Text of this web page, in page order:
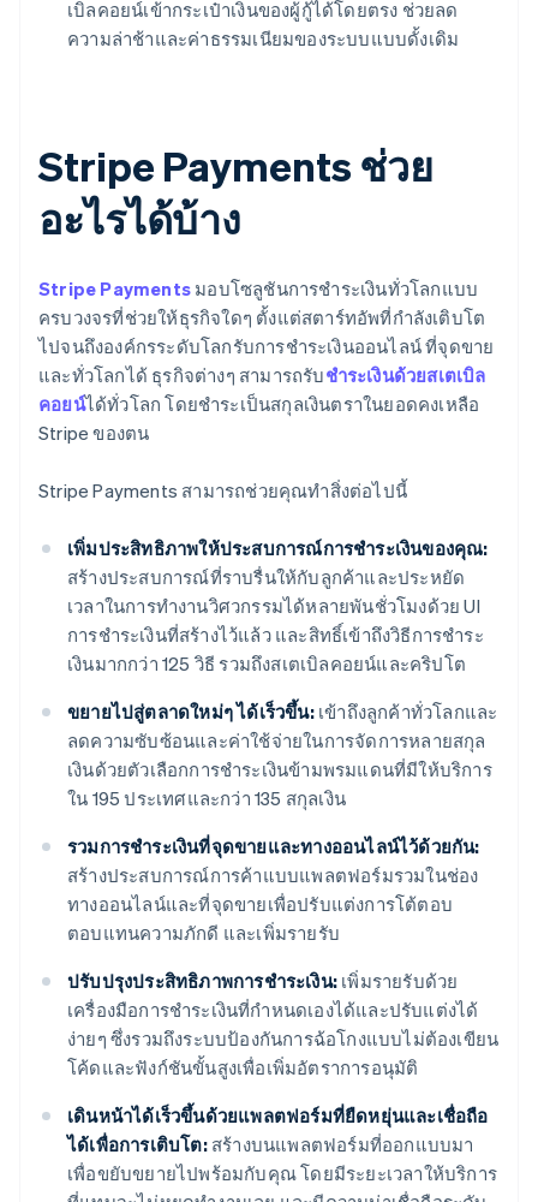
เบิลคอยน์เข้ากระเป๋าเงินของผู้กู้ได้โดยตรง ช่วยลด
ความล่าช้าและค่าธรรมเนียมของระบบแบบดั้งเดิม
Stripe Payments ช่วย
อะไรได้บ้าง
Stripe Payments มอบโซลูชันการชำระเงินทั่วโลกแบบ
ครบวงจรที่ช่วยให้ธุรกิจใดๆ ตั้งแต่สตาร์ทอัพที่กำลังเติบโต
ไปจนถึงองค์กรระดับโลกรับการชำระเงินออนไลน์ ที่จุดขาย
และทั่วโลกได้ ธุรกิจต่างๆ สามารถรับชำระเงินด้วยสเตเบิล
คอยน์ได้ทั่วโลก โดยชำระเป็นสกุลเงินตราในยอดคงเหลือ
Stripe ของตน
Stripe Payments สามารถช่วยคุณทำสิ่งต่อไปนี้
เพิ่มประสิทธิภาพให้ประสบการณ์การชำระเงินของคุณ:
สร้างประสบการณ์ที่ราบรื่นให้กับลูกค้าและประหยัด
เวลาในการทำงานวิศวกรรมได้หลายพันชั่วโมงด้วย UI
การชำระเงินที่สร้างไว้แล้ว และสิทธิ์เข้าถึงวิธีการชำระ
เงินมากกว่า 125 วิธี รวมถึงสเตเบิลคอยน์และคริปโต
ขยายไปสู่ตลาดใหม่ๆ ได้เร็วขึ้น:เข้าถึงลูกค้าทั่วโลกและ
ลดความซับซ้อนและค่าใช้จ่ายในการจัดการหลายสกุล
เงินด้วยตัวเลือกการชำระเงินข้ามพรมแดนที่มีให้บริการ
ใน 195 ประเทศและกว่า 135 สกุลเงิน
รวมการชำระเงินที่จุดขายและทางออนไลน์ไว้ด้วยกัน:
สร้างประสบการณ์การค้าแบบแพลตฟอร์มรวมในช่อง
ทางออนไลน์และที่จุดขายเพื่อปรับแต่งการโต้ตอบ
ตอบแทนความภักดี และเพิ่มรายรับ
ปรับปรุงประสิทธิภาพการชำระเงิน: เพิ่มรายรับด้วย
เครื่องมือการชำระเงินที่กำหนดเองได้และปรับแต่งได้
ง่ายๆ ซึ่งรวมถึงระบบป้องกันการฉ้อโกงแบบไม่ต้องเขียน
โค้ดและฟังก์ชันขั้นสูงเพื่อเพิ่มอัตราการอนุมัติ
เดินหน้าได้เร็วขึ้นด้วยแพลตฟอร์มที่ยืดหยุ่นและเชื่อถือ
ได้เพื่อการเติบโต:สร้างบนแพลตฟอร์มที่ออกแบบมา
เพื่อขยับขยายไปพร้อมกับคุณ โดยมีระยะเวลาให้บริการ